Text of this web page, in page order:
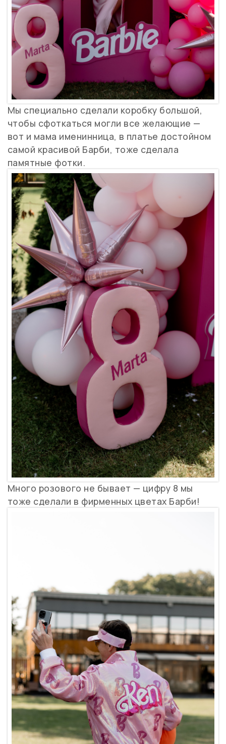
Мы специально сделали коробку большой,
чтобы сфоткаться могли все желающие —
вот и мама именинница, в платье достойном
самой красивой Барби, тоже сделала
памятные фотки.
Много розового не бывает — цифру 8 мы
тоже сделали в фирменных цветах Барби!